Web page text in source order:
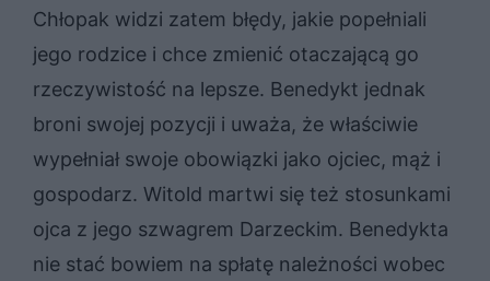
Chłopak widzi zatem błędy, jakie popełniali
jego rodzice i chce zmienić otaczającą go
rzeczywistość na lepsze. Benedykt jednak
broni swojej pozycji i uważa, że właściwie
wypełniał swoje obowiązki jako ojciec, mąż i
gospodarz. Witold martwi się też stosunkami
ojca z jego szwagrem Darzeckim. Benedykta
nie stać bowiem na spłatę należności wobec